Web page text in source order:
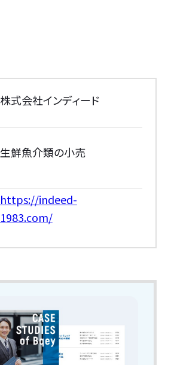
株式会社インディード
生鮮魚介類の小売
https://indeed-
1983.com/